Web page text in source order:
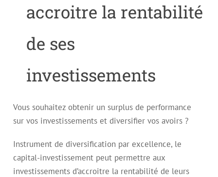
accroitre la rentabilité
de ses
investissements
Vous souhaitez obtenir un surplus de performance
sur vos investissements et diversifier vos avoirs ?
Instrument de diversification par excellence, le
capital-investissement peut permettre aux
investissements d’accroitre la rentabilité de leurs